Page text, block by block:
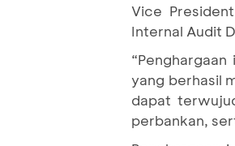
Vice
Internal Audit
yang berhasil
dapat
perbankan,